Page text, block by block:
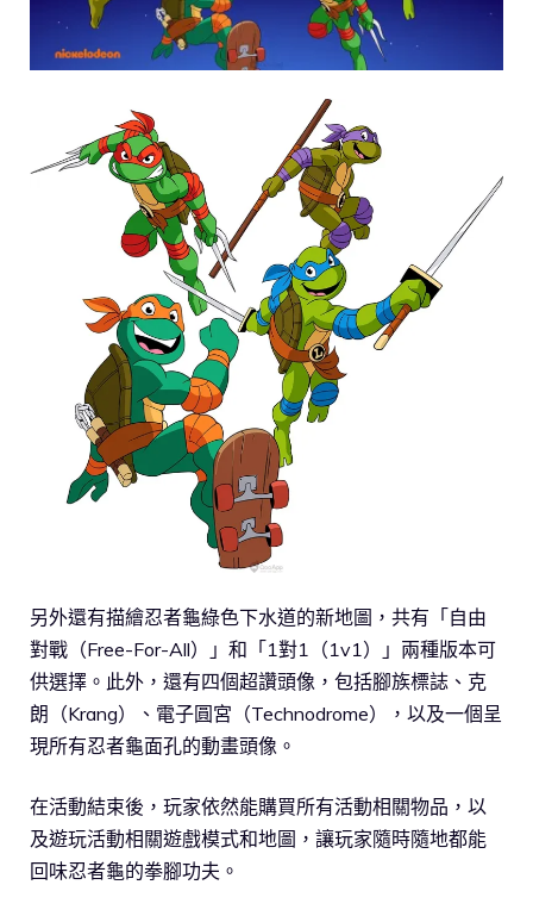
另外還有描繪忍者龜綠色下水道的新地圖，共有「自由
對戰（Free-For-All）」和「1對1（1v1）」兩種版本可
供選擇。此外，還有四個超讚頭像，包括腳族標誌、克
朗（Krang）、電子圓宮（Technodrome），以及一個呈
現所有忍者龜面孔的動畫頭像。
在活動結束後，玩家依然能購買所有活動相關物品，以
及遊玩活動相關遊戲模式和地圖，讓玩家隨時隨地都能
回味忍者龜的拳腳功夫。